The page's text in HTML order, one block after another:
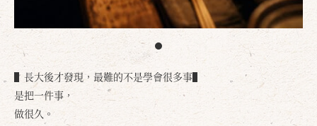
▌長大後才發現，最難的不是學會很多事▌
是把一件事，
做很久。